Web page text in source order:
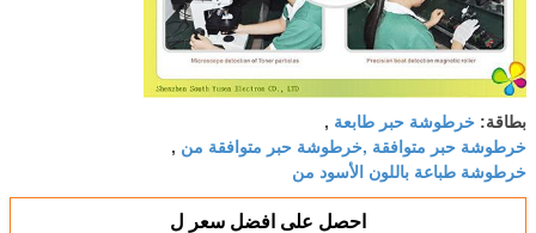
بطاقة: خرطوشة حبر طابعة ,
خرطوشة حبر متوافقة ,خرطوشة حبر متوافقة من ,
خرطوشة طباعة باللون الأسود من
احصل على افضل سعر ل